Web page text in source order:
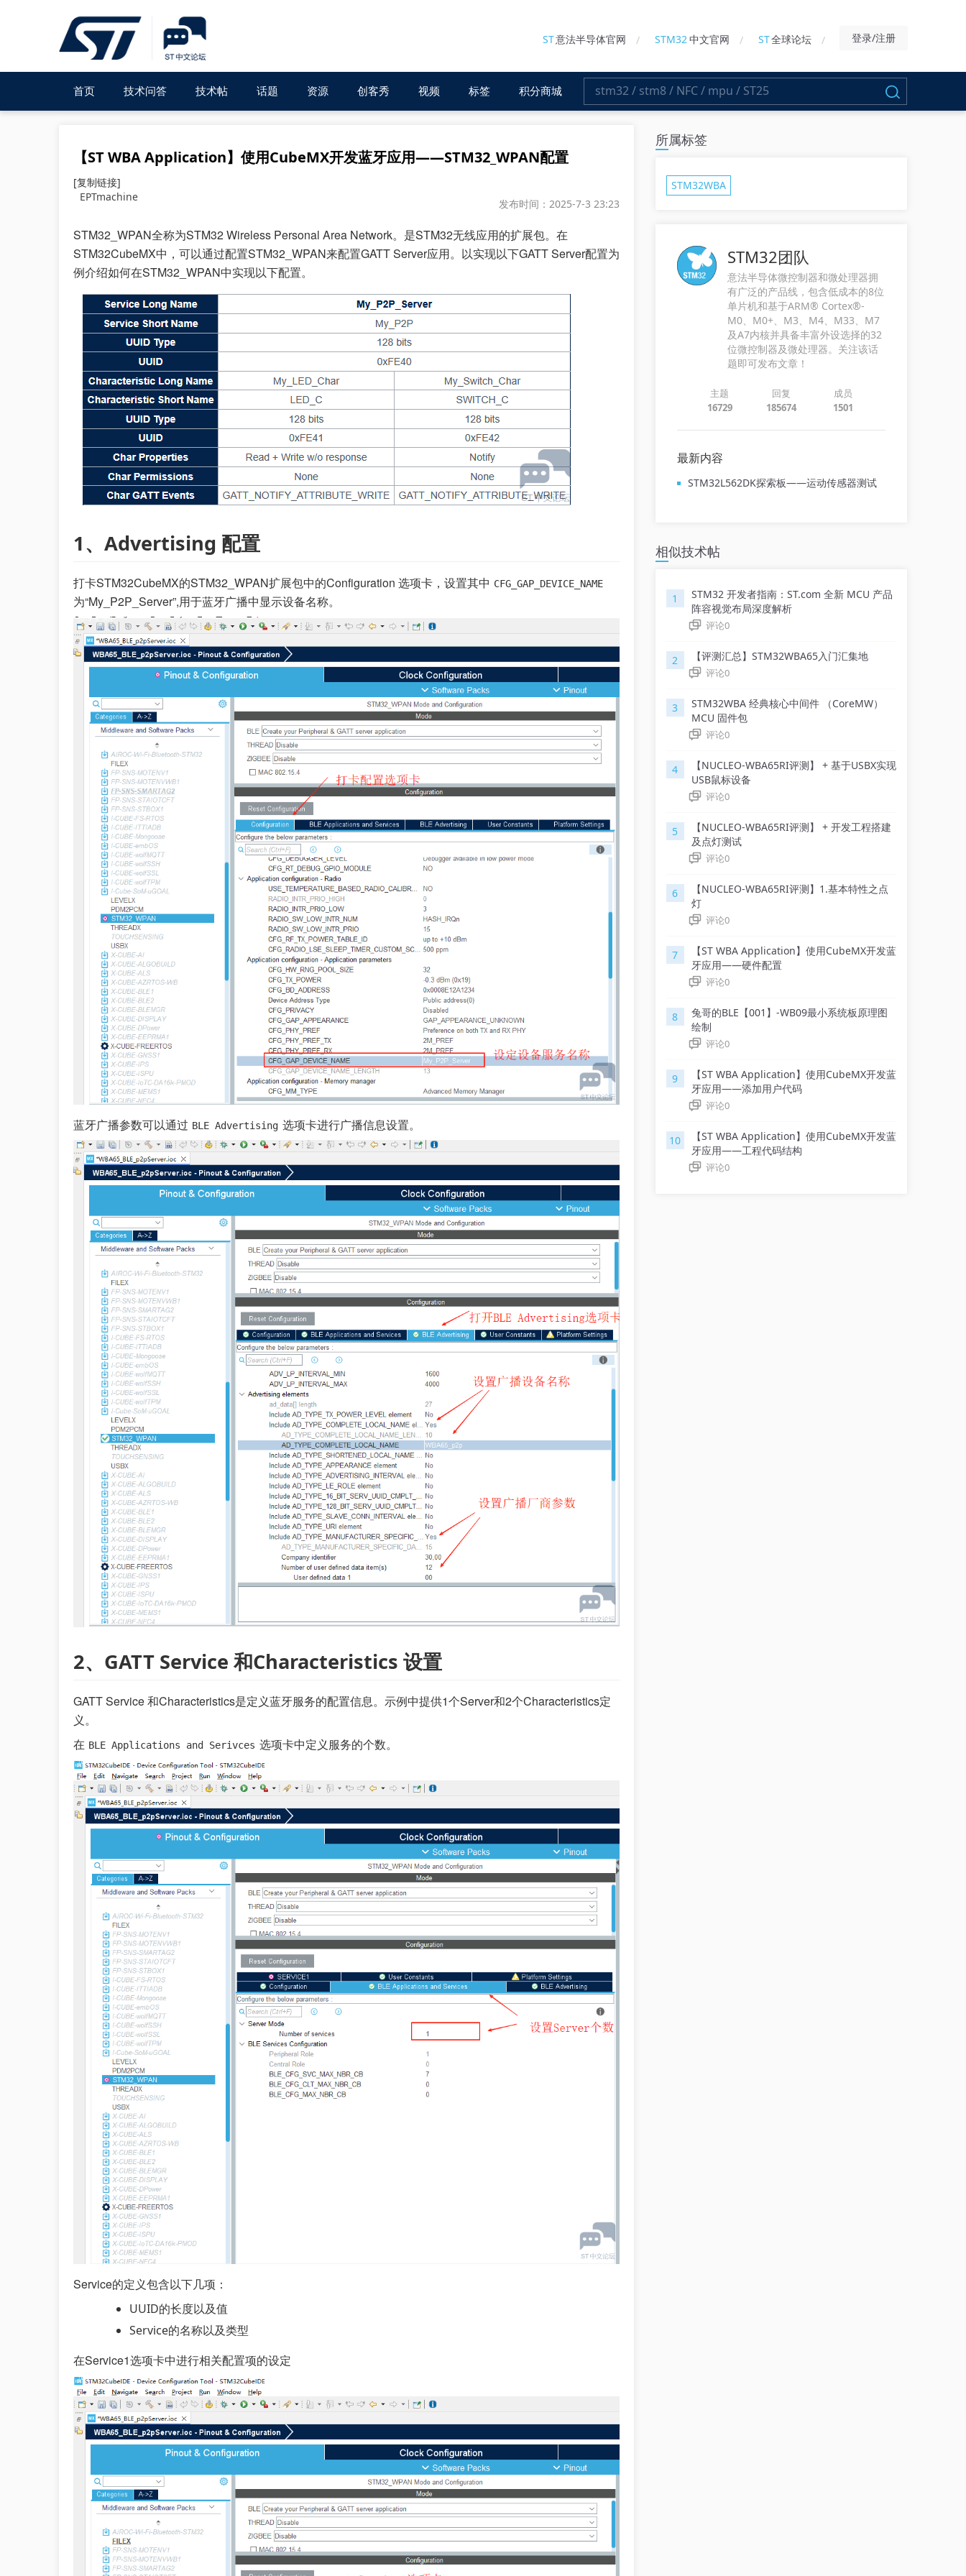
ST意法半导体官网 STM32中文官网 ST全球论坛 登录/注册
首页 技术问答 技术帖 话题 资源 创客秀 视频 标签 积分商城
【ST WBA Application】使用CubeMX开发蓝牙应用——STM32_WPAN配置
[复制链接]
EPTmachine
发布时间：2025-7-3 23:23
STM32_WPAN全称为STM32 Wireless Personal Area Network。是STM32无线应用的扩展包。在
STM32CubeMX中，可以通过配置STM32_WPAN来配置GATT Server应用。以实现以下GATT Server配置为
例介绍如何在STM32_WPAN中实现以下配置。
1、Advertising 配置
打卡STM32CubeMX的STM32_WPAN扩展包中的Configuration 选项卡，设置其中 CFG_GAP_DEVICE_NAME
为“My_P2P_Server”,用于蓝牙广播中显示设备名称。
蓝牙广播参数可以通过 BLE Advertising 选项卡进行广播信息设置。
2、GATT Service 和Characteristics 设置
GATT Service 和Characteristics是定义蓝牙服务的配置信息。示例中提供1个Server和2个Characteristics定
义。
在 BLE Applications and Serivces 选项卡中定义服务的个数。
Service的定义包含以下几项：
UUID的长度以及值
Service的名称以及类型
在Service1选项卡中进行相关配置项的设定
所属标签
STM32WBA
STM32团队
意法半导体微控制器和微处理器拥
有广泛的产品线，包含低成本的8位
单片机和基于ARM® Cortex®-
M0、M0+、M3、M4、M33、M7
及A7内核并具备丰富外设选择的32
位微控制器及微处理器。关注该话
题即可发布文章！
主题
16729
回复
185674
成员
1501
最新内容
STM32L562DK探索板——运动传感器测试
相似技术帖
1
STM32 开发者指南：ST.com 全新 MCU 产品
阵容视觉布局深度解析
评论0
2 【评测汇总】STM32WBA65入门汇集地
评论0
3
STM32WBA 经典核心中间件 （CoreMW）
MCU 固件包
评论0
4
【NUCLEO-WBA65RI评测】 + 基于USBX实现
USB鼠标设备
评论0
5
【NUCLEO-WBA65RI评测】 + 开发工程搭建
及点灯测试
评论0
6
【NUCLEO-WBA65RI评测】1.基本特性之点
灯
评论0
7
【ST WBA Application】使用CubeMX开发蓝
牙应用——硬件配置
评论0
8
兔哥的BLE【001】-WB09最小系统板原理图
绘制
评论0
9
【ST WBA Application】使用CubeMX开发蓝
牙应用——添加用户代码
评论0
10
【ST WBA Application】使用CubeMX开发蓝
牙应用——工程代码结构
评论0